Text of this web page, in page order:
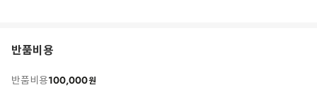
반품비용
반품비용100,000원